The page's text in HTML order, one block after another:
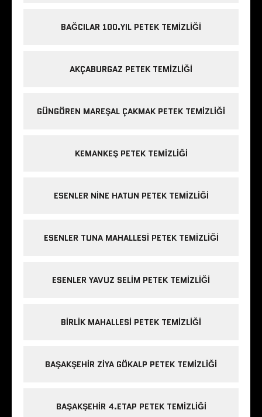
BAĞCILAR 100.YIL PETEK TEMIZLIĞI
AKÇABURGAZ PETEK TEMIZLIĞI
GÜNGÖREN MAREŞAL ÇAKMAK PETEK TEMIZLIĞI
KEMANKEŞ PETEK TEMIZLIĞI
ESENLER NINE HATUN PETEK TEMIZLIĞI
ESENLER TUNA MAHALLESI PETEK TEMIZLIĞI
ESENLER YAVUZ SELIM PETEK TEMIZLIĞI
BIRLIK MAHALLESI PETEK TEMIZLIĞI
BAŞAKŞEHIR ZIYA GÖKALP PETEK TEMIZLIĞI
BAŞAKŞEHIR 4.ETAP PETEK TEMIZLIĞI